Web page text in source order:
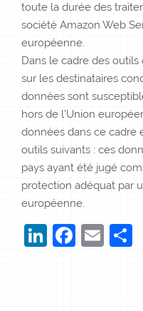
toute la durée des
société Amazon Web
européenne.
Dans le cadre des
sur les destinataires
données sont
hors de l’Union
données dans ce cadre
outils suivants : ces
pays ayant été jugé
protection adéquat par
européenne.
LinkedIn